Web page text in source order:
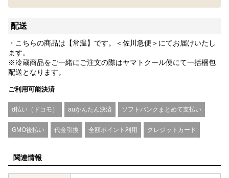
配送
・こちらの商品は【常温】です。＜佐川急便＞にてお届けいたし
ます。
※冷蔵商品をご一緒にご注文の際はヤマトクール便にて一括梱包
配送となります。
ご利用可能決済
d払い（ドコモ） auかんたん決済 ソフトバンクまとめて支払い
GMO後払い 代金引換 全額ポイント利用 クレジットカード
関連情報